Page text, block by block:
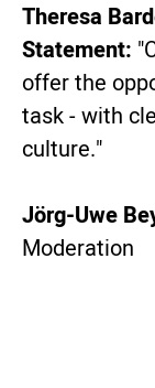
Theresa
Statement:
offer the
task - with
culture."
Jörg-Uwe
Moderation